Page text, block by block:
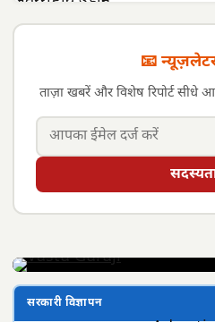
📧
ताज़ा खबरें और विशेष रिपोर्ट
सरकारी विज्ञापन